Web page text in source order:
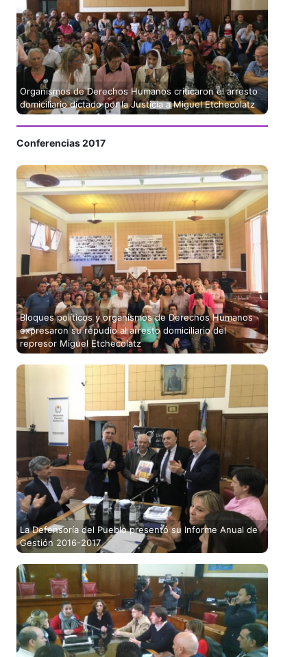
Organismos de Derechos Humanos criticaron el arresto
domiciliario dictado por la Justicia a Miguel Etchecolatz
Conferencias 2017
Bloques políticos y organismos de Derechos Humanos
expresaron su repudio al arresto domiciliario del
represor Miguel Etchecolatz
La Defensoría del Pueblo presentó su Informe Anual de
Gestión 2016-2017